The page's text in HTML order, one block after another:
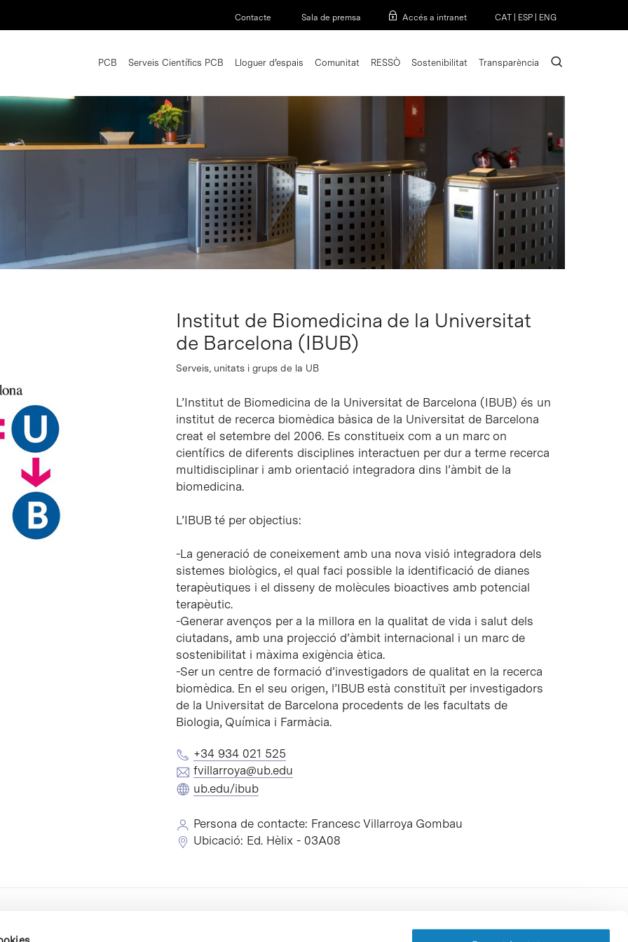
Contacte Sala de premsa Accés a intranet CAT ESP ENG
PCB Serveis Científics PCB Lloguer d’espais Comunitat RESSÒ Sostenibilitat Transparència search
Institut de Biomedicina de la Universitat
de Barcelona (IBUB)
Serveis, unitats i grups de la UB
L’Institut de Biomedicina de la Universitat de Barcelona (IBUB) és un
institut de recerca biomèdica bàsica de la Universitat de Barcelona
creat el setembre del 2006. Es constitueix com a un marc on
científics de diferents disciplines interactuen per dur a terme recerca
multidisciplinar i amb orientació integradora dins l’àmbit de la
biomedicina.
L’IBUB té per objectius:
-La generació de coneixement amb una nova visió integradora dels
sistemes biològics, el qual faci possible la identificació de dianes
terapèutiques i el disseny de molècules bioactives amb potencial
terapèutic.
-Generar avenços per a la millora en la qualitat de vida i salut dels
ciutadans, amb una projecció d’àmbit internacional i un marc de
sostenibilitat i màxima exigència ètica.
-Ser un centre de formació d’investigadors de qualitat en la recerca
biomèdica. En el seu origen, l’IBUB està constituït per investigadors
de la Universitat de Barcelona procedents de les facultats de
Biologia, Química i Farmàcia.
+34 934 021 525
fvillarroya@ub.edu
ub.edu/ibub
Persona de contacte: Francesc Villarroya Gombau
Ubicació: Ed. Hèlix - 03A08